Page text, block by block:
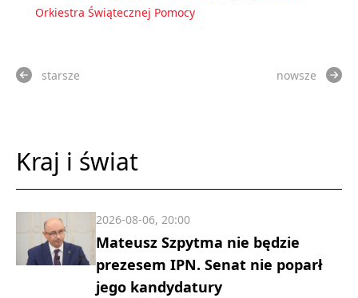
Orkiestra Świątecznej Pomocy
starsze nowsze
Kraj i świat
Mateusz Szpytma nie będzie
prezesem IPN. Senat nie poparł
jego kandydatury
2026-08-06, 20:00